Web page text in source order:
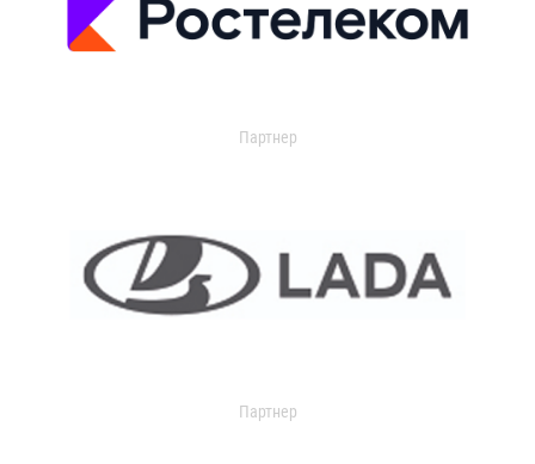
Партнер
Партнер